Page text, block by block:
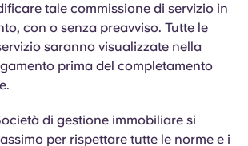
tale commissione di servizio in
con o senza preavviso. Tutte le
saranno visualizzate nella
prima del completamento
di gestione immobiliare si
per rispettare tutte le norme e i